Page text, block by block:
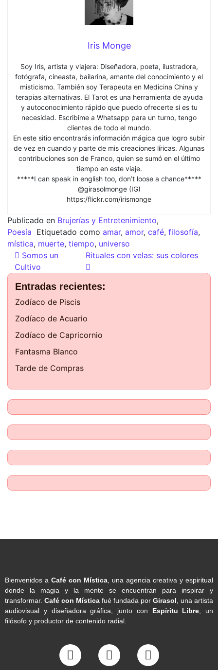
Iris Monge
Soy Iris, artista y viajera: Diseñadora, poeta, ilustradora,
fotógrafa, cineasta, bailarina, amante del conocimiento y el
misticismo. También soy Terapeuta en Medicina China y
terapias alternativas. El Tarot es una herramienta de ayuda
y autoconocimiento rápido que puedo ofrecerte si es tu
necesidad. Escribime a Whatsapp para un turno, tengo
clientes de todo el mundo.
En este sitio encontrarás información mágica que logro subir
de vez en cuando y parte de mis creaciones líricas. Algunas
contribuciones son de Franco, quien se sumó en el último
tiempo en este viaje.
*****I can speak in english too, don’t loose a chance*****
@girasolmonge (IG)
https:/flickr.com/irismonge
Publicado en Brujerías y Entretenimiento,
Poesía Etiquetado como amar, amor, café, filosofía,
mística, muerte, tiempo, universo
Somos un
Cultivo
Rituales con velas: sus colores
Entradas recientes:
Zodíaco de Piscis
Zodíaco de Acuario
Zodíaco de Capricornio
Fantasma Blanco
Tarde de Compras
Bienvenidos a Café con Mística, una agencia creativa y espiritual
donde la magia y la mente se encuentran para inspirar y
transformar. Café con Mística fué fundada por Girasol, una artista
audiovisual y diseñadora gráfica, junto con Espíritu Libre, un
filósofo y productor de contenido radial.